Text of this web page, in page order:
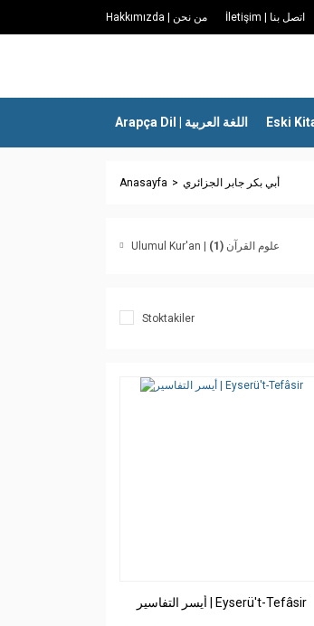
Hakkımızda | من نحن İletişim | اتصل بنا
Arapça Dil | اللغة العربية
Anasayfa أبي بكر جابر الجزائري
Ulumul Kur'an | علوم القرآن (1)
Stoktakiler
أيسر التفاسير | Eyserü't-Tefâsir